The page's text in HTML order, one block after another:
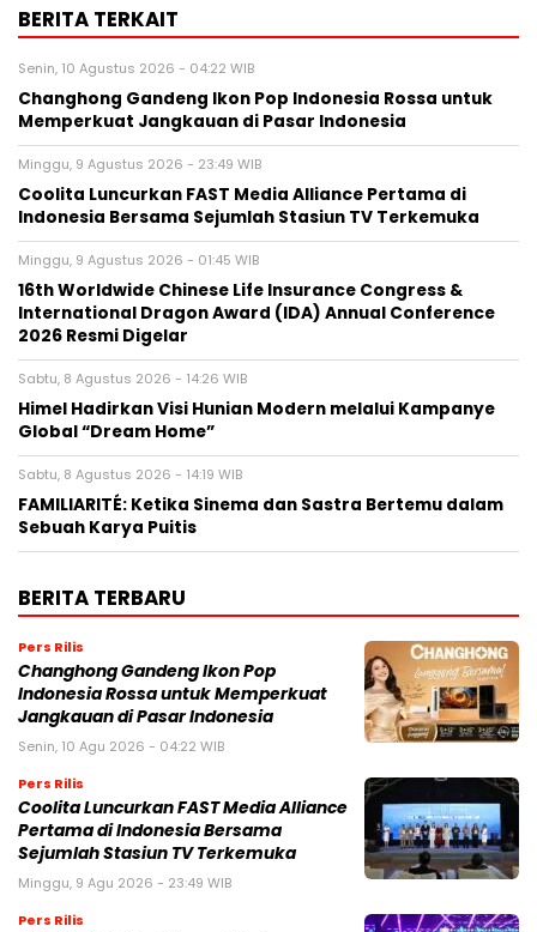
BERITA TERKAIT
Senin, 10 Agustus 2026 - 04:22 WIB
Changhong Gandeng Ikon Pop Indonesia Rossa untuk
Memperkuat Jangkauan di Pasar Indonesia
Minggu, 9 Agustus 2026 - 23:49 WIB
Coolita Luncurkan FAST Media Alliance Pertama di
Indonesia Bersama Sejumlah Stasiun TV Terkemuka
Minggu, 9 Agustus 2026 - 01:45 WIB
16th Worldwide Chinese Life Insurance Congress &
International Dragon Award (IDA) Annual Conference
2026 Resmi Digelar
Sabtu, 8 Agustus 2026 - 14:26 WIB
Himel Hadirkan Visi Hunian Modern melalui Kampanye
Global “Dream Home”
Sabtu, 8 Agustus 2026 - 14:19 WIB
FAMILIARITÉ: Ketika Sinema dan Sastra Bertemu dalam
Sebuah Karya Puitis
BERITA TERBARU
Pers Rilis
Changhong Gandeng Ikon Pop
Indonesia Rossa untuk Memperkuat
Jangkauan di Pasar Indonesia
Senin, 10 Agu 2026 - 04:22 WIB
Pers Rilis
Coolita Luncurkan FAST Media Alliance
Pertama di Indonesia Bersama
Sejumlah Stasiun TV Terkemuka
Minggu, 9 Agu 2026 - 23:49 WIB
Pers Rilis